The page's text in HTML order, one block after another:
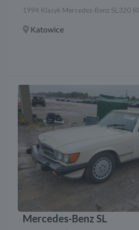
1994 Klasyk Mercedes-Benz SL320
Katowice
Mercedes-Benz SL